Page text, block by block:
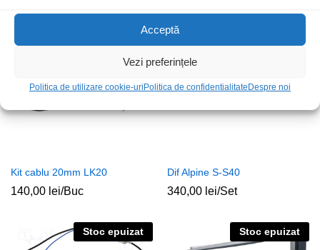
Acceptă
Vezi preferințele
Politica de utilizare cookie-uri Politica de confidentialitate Despre noi
Kit cablu 20mm LK20
140,00 lei/Buc
Dif Alpine S-S40
340,00 lei/Set
Stoc epuizat Stoc epuizat